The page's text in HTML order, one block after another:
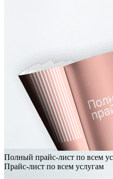
Полный прайс-лист по всем
Прайс-лист по всем услугам